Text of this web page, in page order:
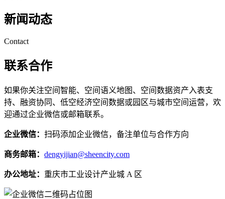
新闻动态
Contact
联系合作
如果你关注空间智能、空间语义地图、空间数据资产入表支
持、融资协同、低空经济空间数据或园区与城市空间运营，欢
迎通过企业微信或邮箱联系。
企业微信： 扫码添加企业微信，备注单位与合作方向
商务邮箱： dengyijian@sheencity.com
办公地址： 重庆市工业设计产业城 A 区